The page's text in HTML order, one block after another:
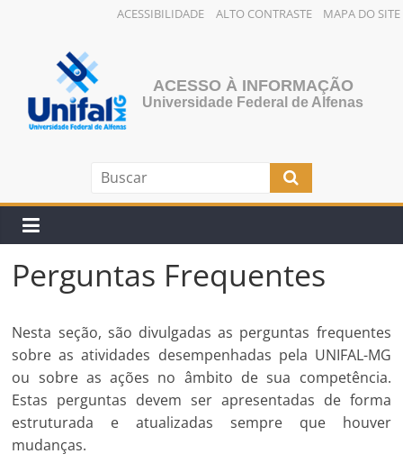
ACESSIBILIDADE ALTO CONTRASTE MAPA DO SITE
conteúdo
ACESSO À INFORMAÇÃO
Universidade Federal de Alfenas
Perguntas Frequentes
Nesta seção, são divulgadas as perguntas frequentes
sobre as atividades desempenhadas pela UNIFAL-MG
ou sobre as ações no âmbito de sua competência.
Estas perguntas devem ser apresentadas de forma
estruturada e atualizadas sempre que houver
mudanças.